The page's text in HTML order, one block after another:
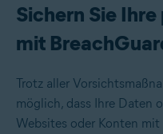
Sichern Sie
mit
Trotz aller
möglich, dass Ihre Daten
Websites oder Konten